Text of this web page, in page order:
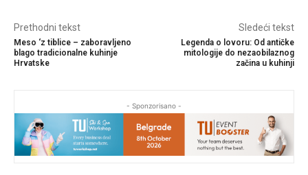
Prethodni tekst
Meso ‘z tiblice – zaboravljeno
blago tradicionalne kuhinje
Hrvatske
Sledeći tekst
Legenda o lovoru: Od antičke
mitologije do nezaobilaznog
začina u kuhinji
- Sponzorisano -